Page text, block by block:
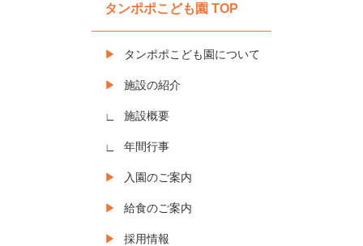
タンポポこども園 TOP
タンポポこども園について
施設の紹介
施設概要
年間行事
入園のご案内
給食のご案内
採用情報